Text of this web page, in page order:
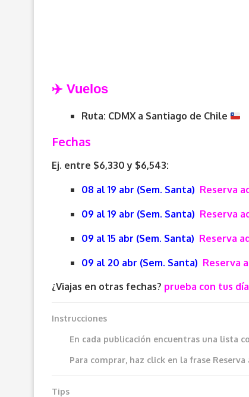
✈️ Vuelos
Ruta: CDMX a Santiago de Chile
Fechas
Ej. entre $6,330 y $6,543:
08 al 19 abr (Sem. Santa) Reserva
09 al 19 abr (Sem. Santa) Reserva
09 al 15 abr (Sem. Santa) Reserva
09 al 20 abr (Sem. Santa) Reserva
¿Viajas en otras fechas? prueba con tus
Instrucciones
En cada publicación encuentras una lista
Para comprar, haz click en la frase Reserva
Tips